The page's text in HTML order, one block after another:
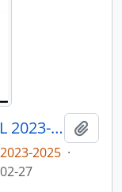
ACTAS ASAMBLEA NACIONAL 2023-2025
2025 ·
27